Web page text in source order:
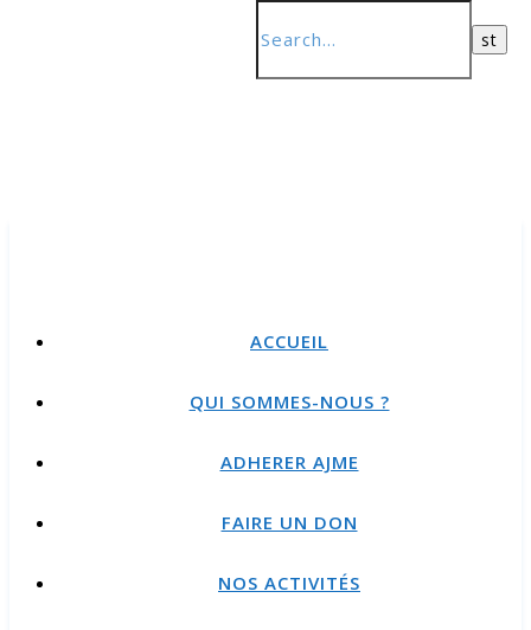
ACCUEIL
QUI SOMMES-NOUS ?
ADHERER AJME
FAIRE UN DON
NOS ACTIVITÉS